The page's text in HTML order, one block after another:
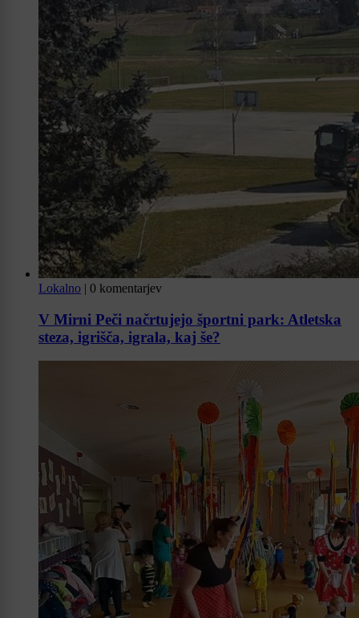
Lokalno | 0 komentarjev
V Mirni Peči načrtujejo športni park: Atletska
steza, igrišča, igrala, kaj še?